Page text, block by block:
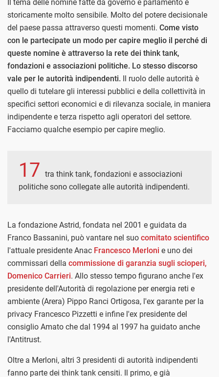
Il tema delle nomine fatte da governo e parlamento è
storicamente molto sensibile. Molto del potere decisionale
del paese passa attraverso questi momenti. Come visto
con le partecipate un modo per capire meglio il perché di
queste nomine è attraverso la rete dei think tank,
fondazioni e associazioni politiche. Lo stesso discorso
vale per le autorità indipendenti. Il ruolo delle autorità è
quello di tutelare gli interessi pubblici e della collettività in
specifici settori economici e di rilevanza sociale, in maniera
indipendente e terza rispetto agli operatori del settore.
Facciamo qualche esempio per capire meglio.
17 tra think tank, fondazioni e associazioni
politiche sono collegate alle autorità indipendenti.
La fondazione Astrid, fondata nel 2001 e guidata da
Franco Bassanini, può vantare nel suo comitato scientifico
l'attuale presidente Anac Francesco Merloni e uno dei
commissari della commissione di garanzia sugli scioperi,
Domenico Carrieri. Allo stesso tempo figurano anche l'ex
presidente dell'Autorità di regolazione per energia reti e
ambiente (Arera) Pippo Ranci Ortigosa, l'ex garante per la
privacy Francesco Pizzetti e infine l'ex presidente del
consiglio Amato che dal 1994 al 1997 ha guidato anche
l'Antitrust.
Oltre a Merloni, altri 3 presidenti di autorità indipendenti
fanno parte dei think tank censiti. Il primo, e già